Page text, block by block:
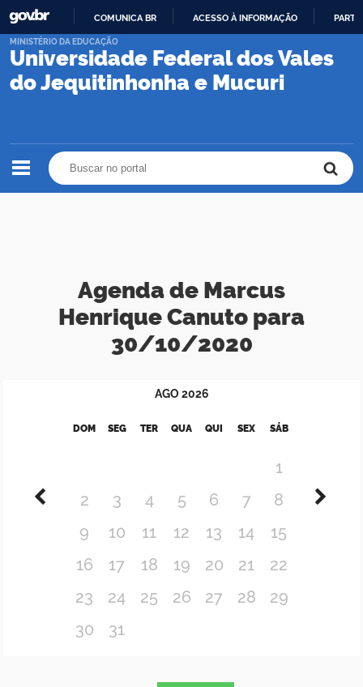
PARA
CONTEÚDO
COMUNICA BR ACESSO À INFORMAÇÃO
Universidade Federal dos Vales
do Jequitinhonha e Mucuri
MINISTÉRIO DA EDUCAÇÃO
Agenda de Marcus
Henrique Canuto para
30/10/2020
AGO 2026
DOM SEG TER QUA QUI SEX SÁB
1
2
3 4 5 6 7
8
9
10 11 12 13 14
15
16
17 18 19 20 21
22
23
24 25 26 27 28
29
30
31